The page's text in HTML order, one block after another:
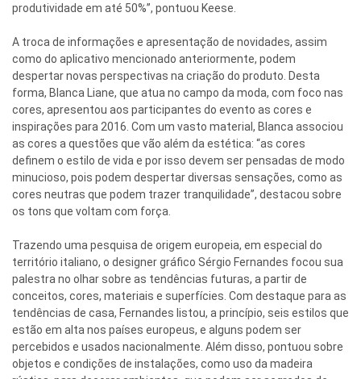
produtividade em até 50%”, pontuou Keese.
A troca de informações e apresentação de novidades, assim
como do aplicativo mencionado anteriormente, podem
despertar novas perspectivas na criação do produto. Desta
forma, Blanca Liane, que atua no campo da moda, com foco nas
cores, apresentou aos participantes do evento as cores e
inspirações para 2016. Com um vasto material, Blanca associou
as cores a questões que vão além da estética: “as cores
definem o estilo de vida e por isso devem ser pensadas de modo
minucioso, pois podem despertar diversas sensações, como as
cores neutras que podem trazer tranquilidade”, destacou sobre
os tons que voltam com força.
Trazendo uma pesquisa de origem europeia, em especial do
território italiano, o designer gráfico Sérgio Fernandes focou sua
palestra no olhar sobre as tendências futuras, a partir de
conceitos, cores, materiais e superfícies. Com destaque para as
tendências de casa, Fernandes listou, a princípio, seis estilos que
estão em alta nos países europeus, e alguns podem ser
percebidos e usados nacionalmente. Além disso, pontuou sobre
objetos e condições de instalações, como uso da madeira